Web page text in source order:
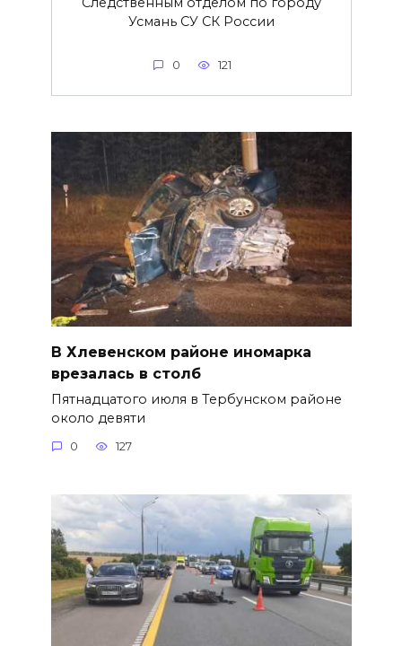
Усмань СУ СК России
0 121
В Хлевенском районе иномарка
врезалась в столб
Пятнадцатого июля в Тербунском районе
около девяти
0 127